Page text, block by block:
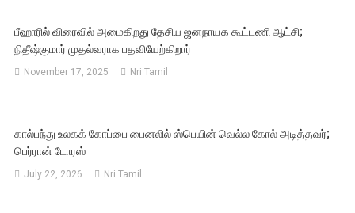
பீஹாரில் விரைவில் அமைகிறது தேசிய ஜனநாயக கூட்டணி ஆட்சி;
நிதீஷ்குமார் முதல்வராக பதவியேற்கிறார்
November 17, 2025 Nri Tamil
கால்பந்து உலகக் கோப்பை பைனலில் ஸ்பெயின் வெல்ல கோல் அடித்தவர்;
பெர்ரான் டோரஸ்
July 22, 2026 Nri Tamil